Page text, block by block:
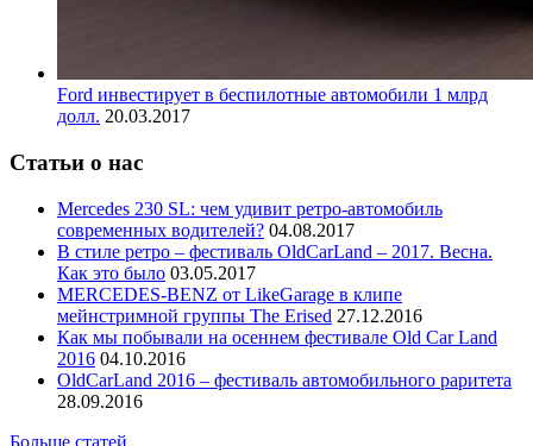
Ford инвестирует в беспилотные автомобили 1 млрд
долл. 20.03.2017
Статьи о нас
Mercedes 230 SL: чем удивит ретро-автомобиль
современных водителей? 04.08.2017
В стиле ретро – фестиваль OldCarLand – 2017. Весна.
Как это было 03.05.2017
MERCEDES-BENZ от LikeGarage в клипе
мейнстримной группы The Erised 27.12.2016
Как мы побывали на осеннем фестивале Old Car Land
2016 04.10.2016
OldCarLand 2016 – фестиваль автомобильного раритета
28.09.2016
Больше статей